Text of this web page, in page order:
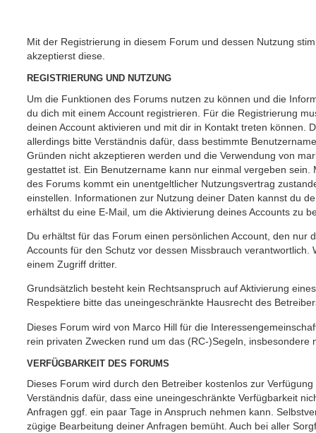
Mit der Registrierung in diesem Forum und dessen Nutzung
akzeptierst diese.
REGISTRIERUNG UND NUTZUNG
Um die Funktionen des Forums nutzen zu können und die
du dich mit einem Account registrieren. Für die Registrierung
deinen Account aktivieren und mit dir in Kontakt treten können.
allerdings bitte Verständnis dafür, dass bestimmte
Gründen nicht akzeptieren werden und die Verwendung von
gestattet ist. Ein Benutzername kann nur einmal vergeben
des Forums kommt ein unentgeltlicher Nutzungsvertrag
einstellen. Informationen zur Nutzung deiner Daten kannst du
erhältst du eine E-Mail, um die Aktivierung deines Accounts zu
Du erhältst für das Forum einen persönlichen Account, den nur
Accounts für den Schutz vor dessen Missbrauch
einem Zugriff dritter.
Grundsätzlich besteht kein Rechtsanspruch auf Aktivierung
Respektiere bitte das uneingeschränkte Hausrecht des
Dieses Forum wird von Marco Hill für die
rein privaten Zwecken rund um das (RC-)Segeln, insbesondere
VERFÜGBARKEIT DES FORUMS
Dieses Forum wird durch den Betreiber kostenlos zur
Verständnis dafür, dass eine uneingeschränkte Verfügbarkeit
Anfragen ggf. ein paar Tage in Anspruch nehmen kann.
zügige Bearbeitung deiner Anfragen bemüht. Auch bei aller